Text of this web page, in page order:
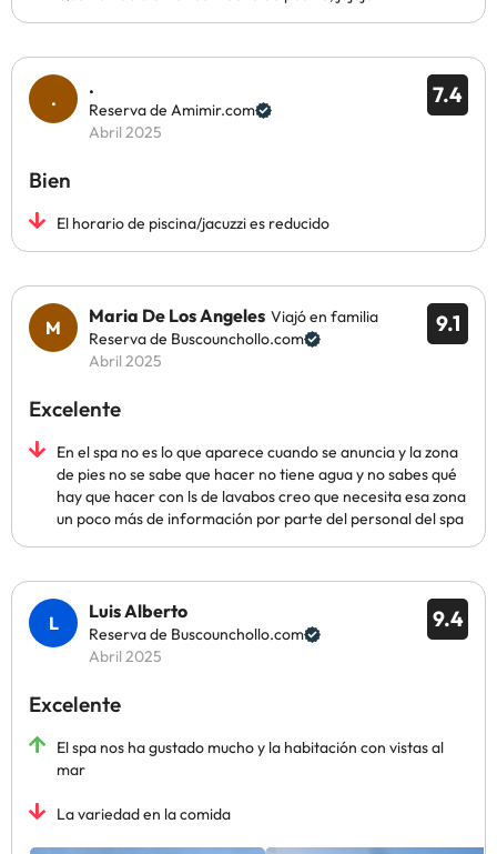
7.4
.
Reserva de Amimir.com
Abril 2025
Bien
El horario de piscina/jacuzzi es reducido
9.1
Maria De Los Angeles Viajó en familia
Reserva de Buscounchollo.com
Abril 2025
Excelente
En el spa no es lo que aparece cuando se anuncia y la zona
de pies no se sabe que hacer no tiene agua y no sabes qué
hay que hacer con ls de lavabos creo que necesita esa zona
un poco más de información por parte del personal del spa
9.4
Luis Alberto
Reserva de Buscounchollo.com
Abril 2025
Excelente
El spa nos ha gustado mucho y la habitación con vistas al
mar
La variedad en la comida